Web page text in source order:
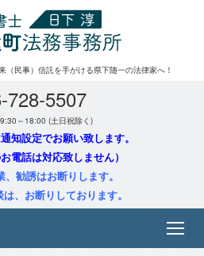
（民事）信託を手がける県下随一の法律家へ！
728-5507
～18:00 (土日祝除く)
知設定でお願い致します。
電話は対応致しません）
勧誘はお断りします。
、お断りしております。